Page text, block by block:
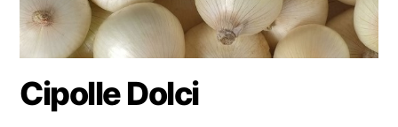
Cipolle Dolci